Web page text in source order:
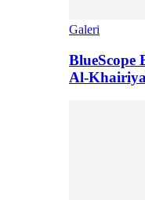
Galeri
BlueScope
Al-